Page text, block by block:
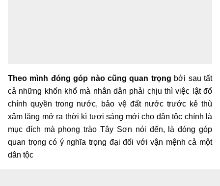
Theo mình đóng góp nào cũng quan trọng bởi sau tất
cả những khốn khổ mà nhân dân phải chịu thì việc lật đổ
chính quyền trong nước, bảo vệ đất nước trước kẻ thù
xâm lăng mở ra thời kì tươi sáng mới cho dân tộc chính là
mục đích mà phong trào Tây Sơn nói đến, là đóng góp
quan trọng có ý nghĩa trọng đại đối với vận mệnh cả một
dân tộc